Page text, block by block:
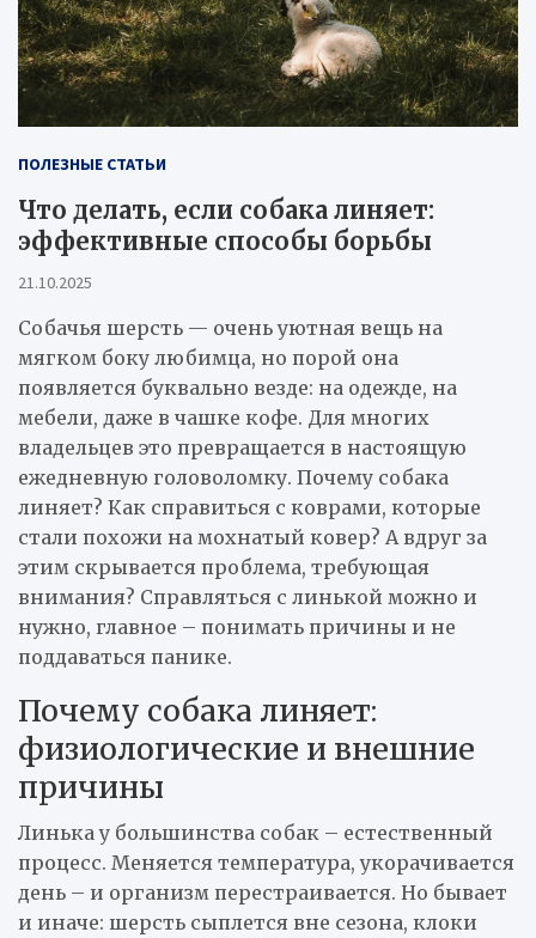
ПОЛЕЗНЫЕ СТАТЬИ
Что делать, если собака линяет:
эффективные способы борьбы
21.10.2025
Собачья шерсть — очень уютная вещь на
мягком боку любимца, но порой она
появляется буквально везде: на одежде, на
мебели, даже в чашке кофе. Для многих
владельцев это превращается в настоящую
ежедневную головоломку. Почему собака
линяет? Как справиться с коврами, которые
стали похожи на мохнатый ковер? А вдруг за
этим скрывается проблема, требующая
внимания? Справляться с линькой можно и
нужно, главное – понимать причины и не
поддаваться панике.
Почему собака линяет:
физиологические и внешние
причины
Линька у большинства собак – естественный
процесс. Меняется температура, укорачивается
день – и организм перестраивается. Но бывает
и иначе: шерсть сыплется вне сезона, клоки